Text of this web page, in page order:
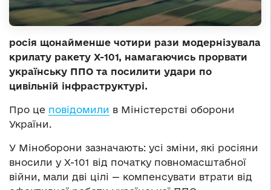
росія щонайменше чотири рази модернізувала
крилату ракету Х-101, намагаючись прорвати
українську ППО та посилити удари по
цивільній інфраструктурі.
Про це повідомили в Міністерстві оборони
України.
У Міноборони зазначають: усі зміни, які росіяни
вносили у Х-101 від початку повномасштабної
війни, мали дві цілі — компенсувати втрати від